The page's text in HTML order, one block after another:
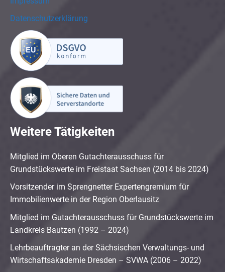
Datenschutzerklärung
Weitere Tätigkeiten
Mitglied im Oberen Gutachterausschuss für
Grundstückswerte im Freistaat Sachsen (2014 bis 2024)
Vorsitzender im Sprengnetter Expertengremium für
Immobilienwerte in der Region Oberlausitz
Mitglied im Gutachterausschuss für Grundstückswerte im
Landkreis Bautzen (1992 – 2024)
Lehrbeauftragter an der Sächsischen Verwaltungs- und
Wirtschaftsakademie Dresden – SVWA (2006 – 2022)